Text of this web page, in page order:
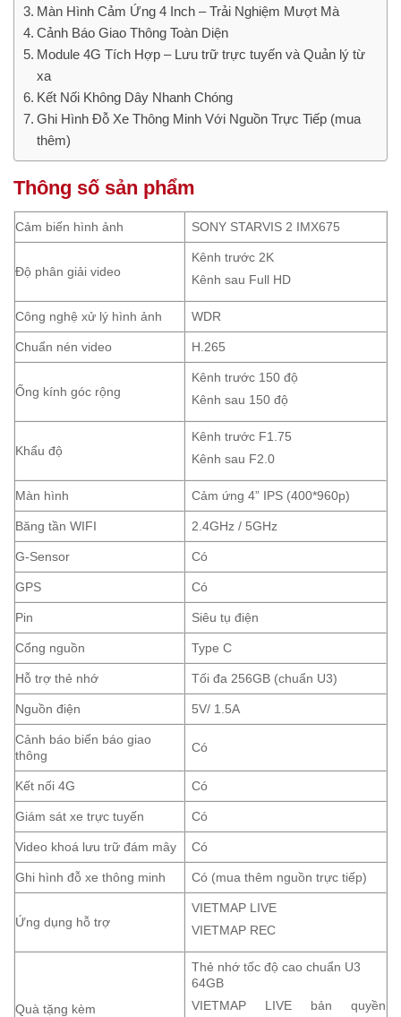
Màn Hình Cảm Ứng 4 Inch – Trải Nghiệm Mượt Mà
Cảnh Báo Giao Thông Toàn Diện
Module 4G Tích Hợp – Lưu trữ trực tuyến và Quản lý từ
xa
Kết Nối Không Dây Nhanh Chóng
Ghi Hình Đỗ Xe Thông Minh Với Nguồn Trực Tiếp (mua
thêm)
Thông số sản phẩm
Cảm biến hình ảnh SONY STARVIS 2 IMX675
Độ phân giải video
Kênh trước 2K
Kênh sau Full HD
Công nghệ xử lý hình ảnh WDR
Chuẩn nén video H.265
Ống kính góc rộng
Kênh trước 150 độ
Kênh sau 150 độ
Khẩu độ
Kênh trước F1.75
Kênh sau F2.0
Màn hình Cảm ứng 4” IPS (400*960p)
Băng tần WIFI 2.4GHz / 5GHz
G-Sensor Có
GPS Có
Pin Siêu tụ điện
Cổng nguồn Type C
Hỗ trợ thẻ nhớ Tối đa 256GB (chuẩn U3)
Nguồn điện 5V/ 1.5A
Cảnh báo biển báo giao
thông
Có
Kết nối 4G Có
Giám sát xe trực tuyến Có
Video khoá lưu trữ đám mây Có
Ghi hình đỗ xe thông minh Có (mua thêm nguồn trực tiếp)
Ứng dụng hỗ trợ
VIETMAP LIVE
VIETMAP REC
Quà tặng kèm
Thẻ nhớ tốc độ cao chuẩn U3
64GB
VIETMAP LIVE bản quyền